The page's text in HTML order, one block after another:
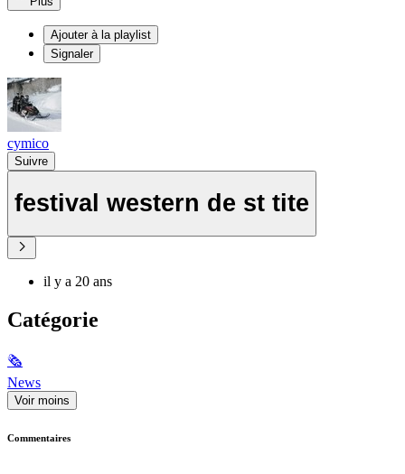
Ajouter à la playlist
Signaler
cymico
Suivre
festival western de st tite
il y a 20 ans
Catégorie
🗞
News
Voir moins
Commentaires